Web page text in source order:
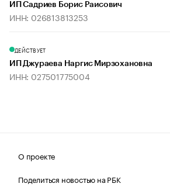
ИП Садриев Борис Раисович
ИНН: 026813813253
ДЕЙСТВУЕТ
ИП Джураева Наргис Мирзохановна
ИНН: 027501775004
О проекте
Поделиться новостью на РБК